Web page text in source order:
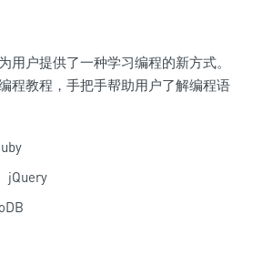
用户提供了一种学习编程的新方式。
程教程，手把手帮助用户了解编程语
jQuery